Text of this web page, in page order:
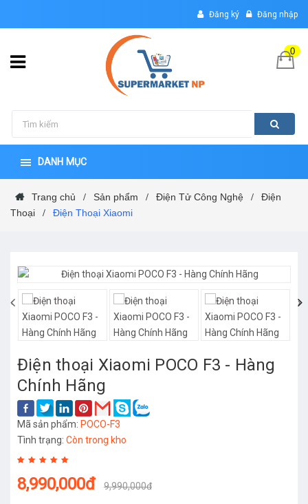
Đăng ký Đăng nhập
0
DANH MỤC
Trang chủ / Sản phẩm / Điện Tử Công Nghệ /
Điện
Thoại
/ Điện Thoại Xiaomi
‹ ›
Điện thoại Xiaomi POCO F3 - Hàng
Chính Hãng
Mã sản phẩm: POCO-F3
Tình trạng: Còn trong kho
8,990,000đ 9,990,000đ